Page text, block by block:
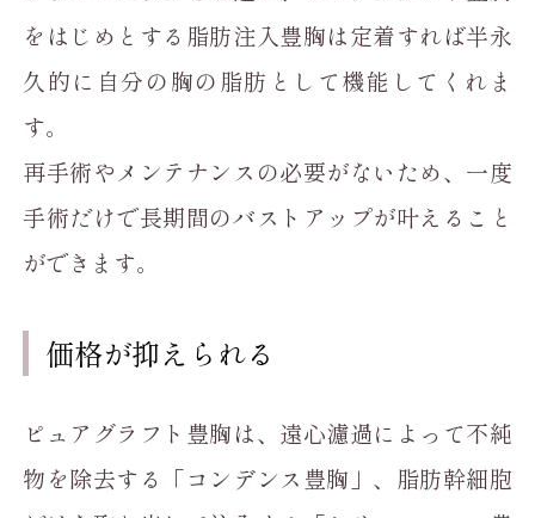
をはじめとする脂肪注入豊胸は定着すれば半永
久的に自分の胸の脂肪として機能してくれま
す。
再手術やメンテナンスの必要がないため、一度
手術だけで長期間のバストアップが叶えること
ができます。
価格が抑えられる
ピュアグラフト豊胸は、遠心濾過によって不純
物を除去する「コンデンス豊胸」、脂肪幹細胞